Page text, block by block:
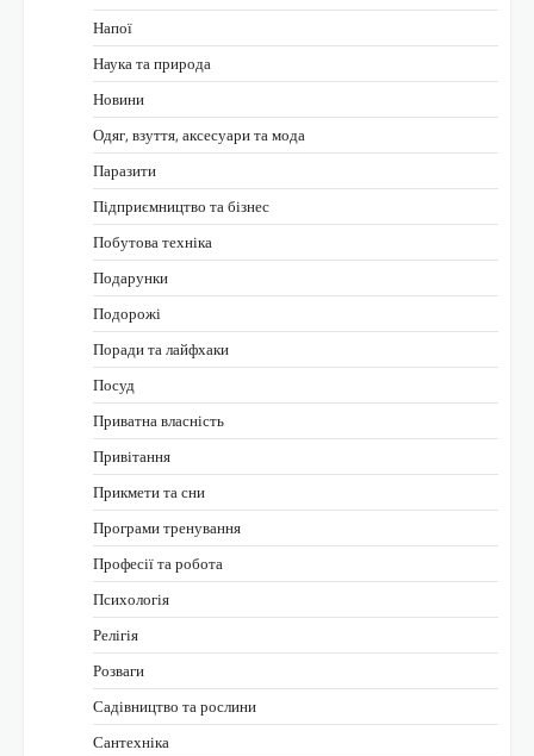
Напої
Наука та природа
Новини
Одяг, взуття, аксесуари та мода
Паразити
Підприємництво та бізнес
Побутова техніка
Подарунки
Подорожі
Поради та лайфхаки
Посуд
Приватна власність
Привітання
Прикмети та сни
Програми тренування
Професії та робота
Психологія
Релігія
Розваги
Садівництво та рослини
Сантехніка